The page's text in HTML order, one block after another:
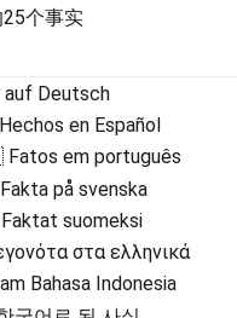
个事实
Deutsch
en Español
em português
på svenska
suomeksi
στα ελληνικά
Bahasa Indonesia